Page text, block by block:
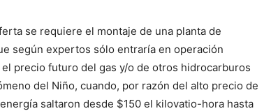
se requiere el montaje de una planta de
según expertos sólo entraría en operación
precio futuro del gas y/o de otros hidrocarburos
del Niño, cuando, por razón del alto precio de
saltaron desde $150 el kilovatio-hora hasta